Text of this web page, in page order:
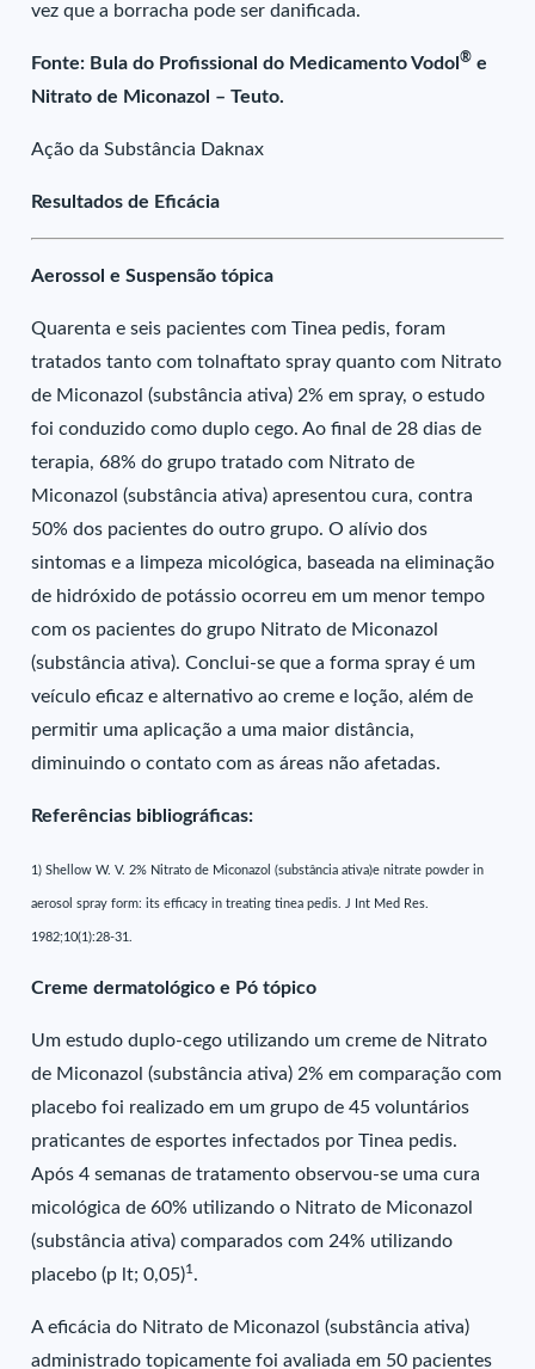
vez que a borracha pode ser danificada.
Fonte: Bula do Profissional do Medicamento Vodol® e
Nitrato de Miconazol – Teuto.
Ação da Substância Daknax
Resultados de Eficácia
Aerossol e Suspensão tópica
Quarenta e seis pacientes com Tinea pedis, foram
tratados tanto com tolnaftato spray quanto com Nitrato
de Miconazol (substância ativa) 2% em spray, o estudo
foi conduzido como duplo cego. Ao final de 28 dias de
terapia, 68% do grupo tratado com Nitrato de
Miconazol (substância ativa) apresentou cura, contra
50% dos pacientes do outro grupo. O alívio dos
sintomas e a limpeza micológica, baseada na eliminação
de hidróxido de potássio ocorreu em um menor tempo
com os pacientes do grupo Nitrato de Miconazol
(substância ativa). Conclui-se que a forma spray é um
veículo eficaz e alternativo ao creme e loção, além de
permitir uma aplicação a uma maior distância,
diminuindo o contato com as áreas não afetadas.
Referências bibliográficas:
1) Shellow W. V. 2% Nitrato de Miconazol (substância ativa)e nitrate powder in
aerosol spray form: its efficacy in treating tinea pedis. J Int Med Res.
1982;10(1):28-31.
Creme dermatológico e Pó tópico
Um estudo duplo-cego utilizando um creme de Nitrato
de Miconazol (substância ativa) 2% em comparação com
placebo foi realizado em um grupo de 45 voluntários
praticantes de esportes infectados por Tinea pedis.
Após 4 semanas de tratamento observou-se uma cura
micológica de 60% utilizando o Nitrato de Miconazol
(substância ativa) comparados com 24% utilizando
placebo (p lt; 0,05)1 .
A eficácia do Nitrato de Miconazol (substância ativa)
administrado topicamente foi avaliada em 50 pacientes